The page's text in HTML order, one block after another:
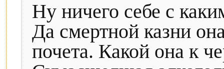
Ну ничего себе с
Да смертной казни
почета. Какой она к